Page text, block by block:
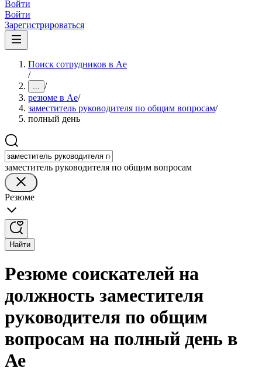
Войти
Войти
Зарегистрироваться
Поиск сотрудников в Ае
/
... /
резюме в Ае/
заместитель руководителя по общим вопросам/
полный день
заместитель руководителя по общим вопросам
Резюме
Найти
Резюме соискателей на
должность заместителя
руководителя по общим
вопросам на полный день в
Ае